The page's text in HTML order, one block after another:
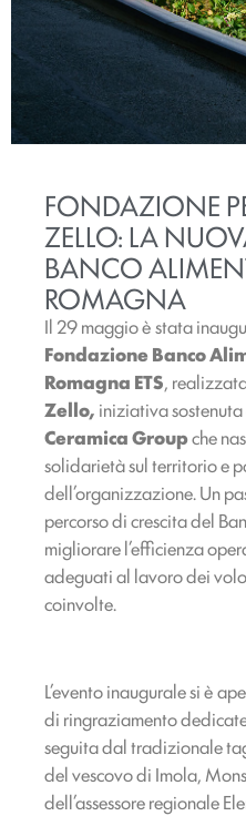
FONDAZIONE
ZELLO: LA
BANCO
ROMAGNA
Il 29 maggio è stata
Fondazione Banco
Romagna ETS,
Zello, iniziativa
Ceramica Groupche
solidarietà sul territorio e
dell’organizzazione. Un
percorso di crescita del
migliorare l’efficienza
adeguati al lavoro dei
coinvolte.
L’evento inaugurale si è
di ringraziamento
seguita dal tradizionale
del vescovo di Imola,
dell’assessore regionale